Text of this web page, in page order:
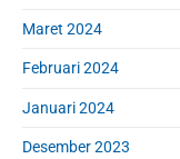
Maret 2024
Februari 2024
Januari 2024
Desember 2023